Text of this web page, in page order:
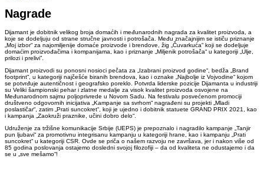
Nagrade
Dijamant je dobitnik velikog broja domaćih i međunarodnih nagrada za kvalitet proizvoda, a
koje se dodeljuju od strane stručne javnosti i potrošača. Među značajnijim se ističu priznanje
„Moj izbor“ za najomiljenije domaće proizvode i brendove, žig „Čuvarkuća“ koji se dodeljuje
domaćim proizvođačima i kompanijama, kao i priznanje „Miljenik potrošača“ u kategoriji „Ulje,
prilozi i prelivi”.
Dijamant proizvodi su ponosni nosioci pečata za „Izabrani proizvod godine“, bedža „Brand
footprint“, u kategoriji najčešće biranih brendova, kao i oznake „Najbolje iz Vojvodine“ kojom
se potvrđuje autentičnost i geografsko poreklo. Potvrda liderske pozicije Dijamanta u industriji
su Veliki šampionski pehar i zlatne medalje za visok kvalitet proizvoda osvojene na
Međunarodnom sajmu poljoprivrede u Novom Sadu. Na festivalu posvećenom promociji
društveno odgovornih inicijativa „Kampanje sa svrhom“ nagrađeni su projekti „Mladi
poslastičar“, zatim „Prati suncokret“, koji je ujedno i dobitnik statuete GRAND PRIX 2021, kao
i kampanja „Zaokruži praznike, učini dobro delo“.
Udruženje za tržišne komunikacije Srbije (UEPS) je prepoznalo i nagradilo kampanje „Tanjir
pun ljubavi“ za promotivnu integrisanu kampanju u kategoriji hrane, kao i kampanju „Prati
suncokret“ u kategoriji CSR. Ovde se priča o našem razvoju ne završava, jer i nakon više od
85 godina poslovanja ostajemo dosledni svojoj filozofiji – da od kvaliteta ne odustajemo i da
se u „sve mešamo“!